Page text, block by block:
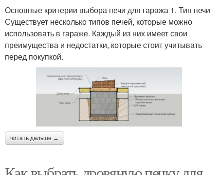
Основные критерии выбора печи для гаража 1. Тип печи
Существует несколько типов печей, которые можно
использовать в гараже. Каждый из них имеет свои
преимущества и недостатки, которые стоит учитывать
перед покупкой.
читать дальше →